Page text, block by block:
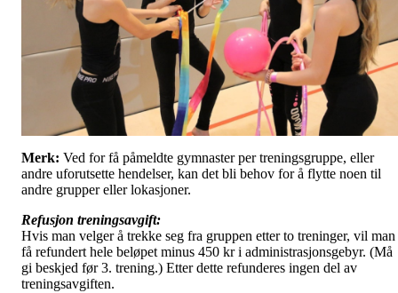
Merk: Ved for få påmeldte gymnaster per treningsgruppe, eller
andre uforutsette hendelser, kan det bli behov for å flytte noen til
andre grupper eller lokasjoner.
Refusjon treningsavgift:
Hvis man velger å trekke seg fra gruppen etter to treninger, vil man
få refundert hele beløpet minus 450 kr i administrasjonsgebyr. (Må
gi beskjed før 3. trening.) Etter dette refunderes ingen del av
treningsavgiften.